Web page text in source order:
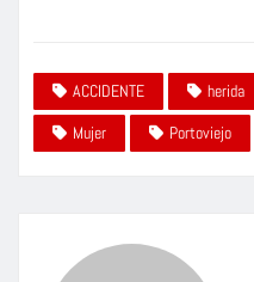
ACCIDENTE herida
Mujer
Portoviejo